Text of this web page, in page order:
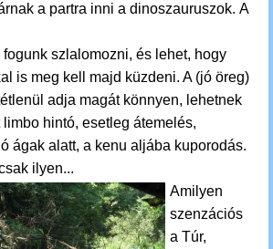
a partra inni a dinoszauruszok. A
szlalomozni, és lehet, hogy
is meg kell majd küzdeni. A (jó öreg)
adja magát könnyen, lehetnek
hintó, esetleg átemelés,
ágak alatt, a kenu aljába kuporodás.
ilyen...
Amilyen
szenzációs
a Túr,